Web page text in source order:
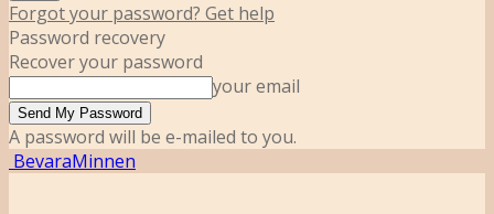
Forgot your password? Get help
Password recovery
Recover your password
your email
A password will be e-mailed to you.
BevaraMinnen